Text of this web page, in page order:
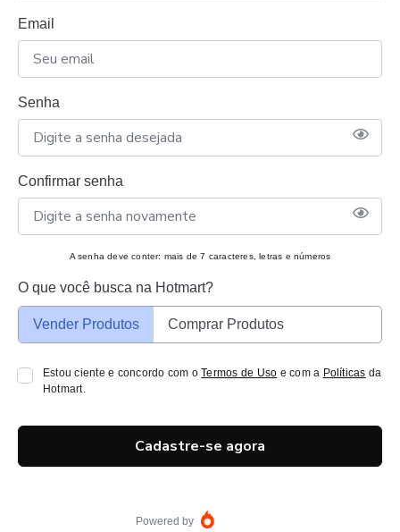
Email
Senha
Confirmar senha
A senha deve conter: mais de 7 caracteres, letras e números
O que você busca na Hotmart?
Vender Produtos Comprar Produtos
Estou ciente e concordo com oTermos de Uso e com a Políticas da
Hotmart.
Cadastre-se agora
Powered by